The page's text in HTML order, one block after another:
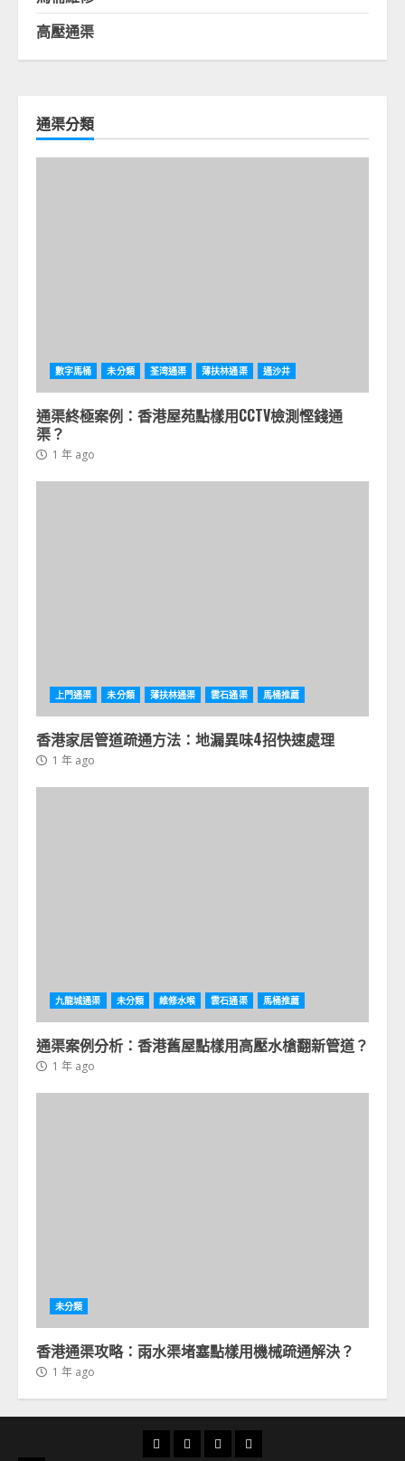
高壓通渠
通渠分類
數字馬桶 未分類 荃湾通渠 薄扶林通渠 通沙井
通渠終極案例：香港屋苑點樣用CCTV檢測慳錢通
渠？
1 年 ago
上門通渠 未分類 薄扶林通渠 雲石通渠 馬桶推薦
香港家居管道疏通方法：地漏異味4招快速處理
1 年 ago
九龍城通渠 未分類 維修水喉 雲石通渠 馬桶推薦
通渠案例分析：香港舊屋點樣用高壓水槍翻新管道？
1 年 ago
未分類
香港通渠攻略：雨水渠堵塞點樣用機械疏通解決？
1 年 ago
首
通
通
24